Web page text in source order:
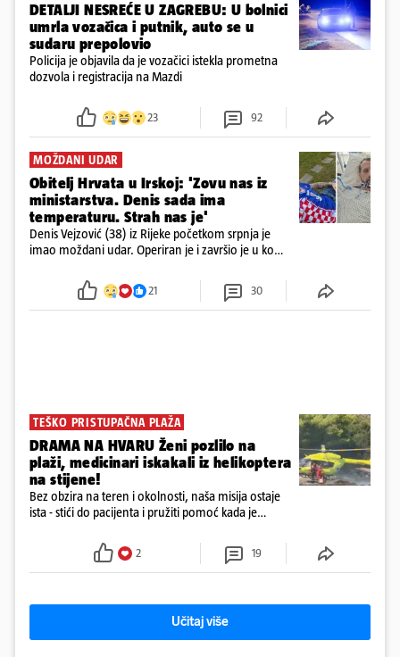
DETALJI NESREĆE U ZAGREBU: U bolnici
umrla vozačica i putnik, auto se u
sudaru prepolovio
Policija je objavila da je vozačici istekla prometna
dozvola i registracija na Mazdi
23 92
MOŽDANI UDAR
Obitelj Hrvata u Irskoj: 'Zovu nas iz
ministarstva. Denis sada ima
temperaturu. Strah nas je'
Denis Vejzović (38) iz Rijeke početkom srpnja je
imao moždani udar. Operiran je i završio je u komi.
tamošnji liječnici ne vjeruju u oporavak: 'Imamo
21 30
TEŠKO PRISTUPAČNA PLAŽA
DRAMA NA HVARU Ženi pozlilo na
plaži, medicinari iskakali iz helikoptera
na stijene!
Bez obzira na teren i okolnosti, naša misija ostaje
ista - stići do pacijenta i pružiti pomoć kada je
2 19
Učitaj više